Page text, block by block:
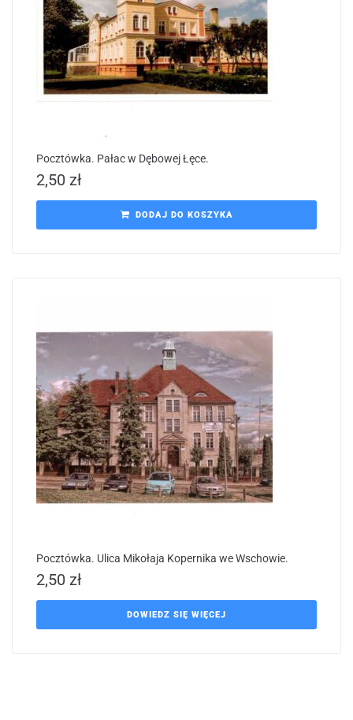
Pocztówka. Pałac w Dębowej Łęce.
2,50 zł
DODAJ DO KOSZYKA
Pocztówka. Ulica Mikołaja Kopernika we Wschowie.
2,50 zł
DOWIEDZ SIĘ WIĘCEJ